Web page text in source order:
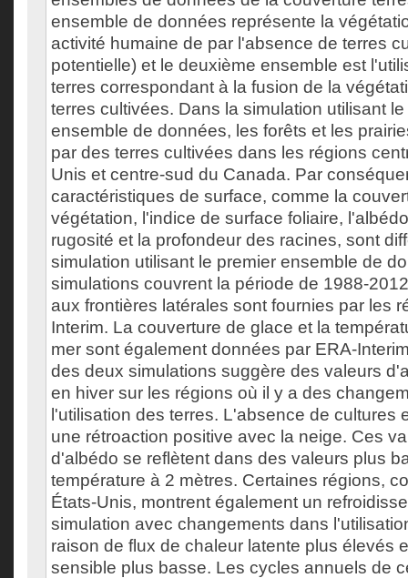
ensemble de données représente la
activité humaine de par l'absence de terres
potentielle) et le deuxième ensemble est
terres correspondant à la fusion de la
terres cultivées. Dans la simulation utilisant
ensemble de données, les forêts et les
par des terres cultivées dans les régions
Unis et centre-sud du Canada. Par
caractéristiques de surface, comme la
végétation, l'indice de surface foliaire,
rugosité et la profondeur des racines, sont
simulation utilisant le premier ensemble de
simulations couvrent la période de 1988-
aux frontières latérales sont fournies par les
Interim. La couverture de glace et la
mer sont également données par ERA-
des deux simulations suggère des valeurs
en hiver sur les régions où il y a des
l'utilisation des terres. L'absence de cultures
une rétroaction positive avec la neige. Ces
d'albédo se reflètent dans des valeurs plus
température à 2 mètres. Certaines régions,
États-Unis, montrent également un
simulation avec changements dans
raison de flux de chaleur latente plus élevés
sensible plus basse. Les cycles annuels de